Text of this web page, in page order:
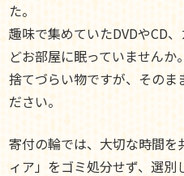
た。
趣味で集めていたDVDやCD
どお部屋に眠っていませんか
捨てづらい物ですが、そのま
ださい。
寄付の輪では、大切な時間
ィア」をゴミ処分せず、選別